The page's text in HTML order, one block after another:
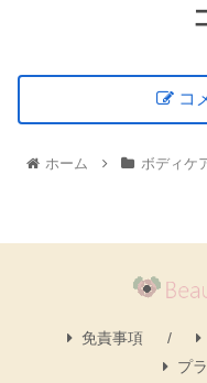
コ
ホーム ボディケ
免責事項
プ